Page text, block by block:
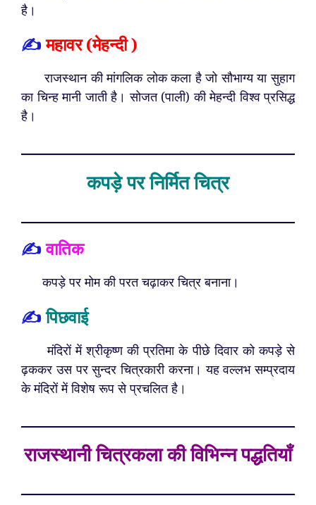
है।
✍️महावर (मेहन्दी )
राजस्थान की मांगलिक लोक कला है जो सौभाग्य या सुहाग
का चिन्ह मानी जाती है। सोजत (पाली) की मेहन्दी विश्व प्रसिद्ध
है।
कपड़े पर निर्मित चित्र
✍️वातिक
कपड़े पर मोम की परत चढ़ाकर चित्र बनाना।
✍️पिछवाई
मंदिरों में श्रीकृष्ण की प्रतिमा के पीछे दिवार को कपड़े से
ढ़ककर उस पर सुन्दर चित्रकारी करना। यह वल्लभ सम्प्रदाय
के मंदिरों में विशेष रूप से प्रचलित है।
राजस्थानी चित्रकला की विभिन्न पद्धतियाँ